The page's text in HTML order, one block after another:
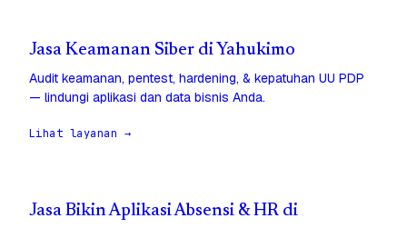
Jasa Keamanan Siber di Yahukimo
Audit keamanan, pentest, hardening, & kepatuhan UU PDP
— lindungi aplikasi dan data bisnis Anda.
Lihat layanan →
Jasa Bikin Aplikasi Absensi & HR di